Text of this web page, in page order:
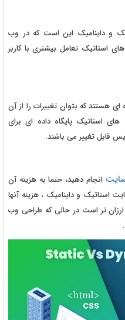
و داینامیک این است که در وب
استاتیک تعامل بیشتری با کاربر
ای هستند که بتوان تغییرات را از آن
استاتیک پایگاه داده ای برای
قابل تغییر می باشند.
انجام دهید، حتما به هزینه آن
استاتیک و داینامیک ، هزینه آنها
تر است در حالی که طراحی وب